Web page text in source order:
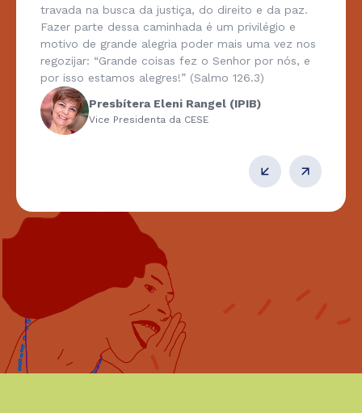
travada na busca da justiça, do direito e da paz.
Fazer parte dessa caminhada é um privilégio e
motivo de grande alegria poder mais uma vez nos
regozijar: “Grande coisas fez o Senhor por nós, e
por isso estamos alegres!” (Salmo 126.3)
Presbítera Eleni Rangel (IPIB)
Vice Presidenta da CESE